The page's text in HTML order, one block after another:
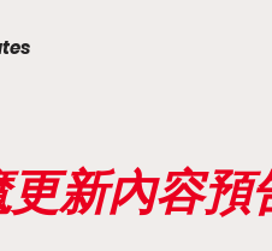
新內容預